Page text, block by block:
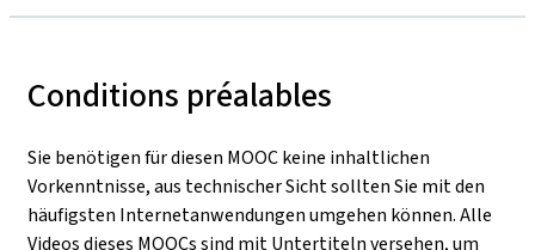
Conditions préalables
Sie benötigen für diesen MOOC keine inhaltlichen
Vorkenntnisse, aus technischer Sicht sollten Sie mit den
häufigsten Internetanwendungen umgehen können. Alle
Videos dieses MOOCs sind mit Untertiteln versehen, um